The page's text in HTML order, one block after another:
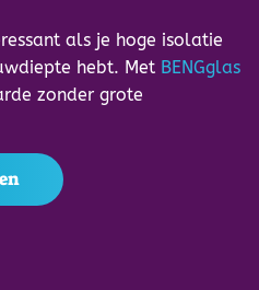
als je hoge isolatie
hebt. Met BENGglas
zonder grote